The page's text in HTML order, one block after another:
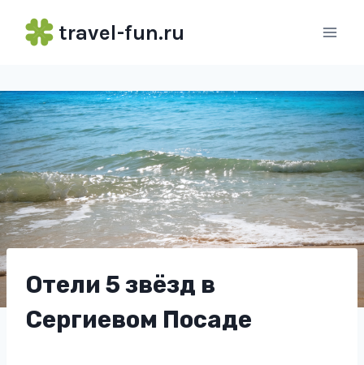
travel-fun.ru
Отели 5 звёзд в
Сергиевом Посаде